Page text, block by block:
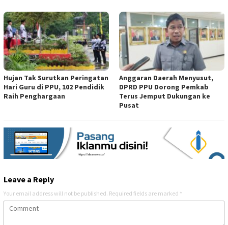
Hujan Tak Surutkan Peringatan
Hari Guru di PPU, 102 Pendidik
Raih Penghargaan
Anggaran Daerah Menyusut,
DPRD PPU Dorong Pemkab
Terus Jemput Dukungan ke
Pusat
Leave a Reply
Your email address will not be published. Required fields are marked *